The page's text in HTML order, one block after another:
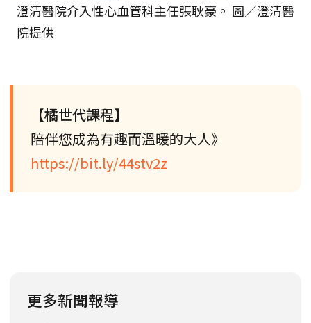
澄清醫院介入性心血管科主任張耿豪。 圖／澄清醫
院提供
【橘世代課程】
陪伴您成為有趣而溫暖的大人》
https://bit.ly/44stv2z
更多新聞報導